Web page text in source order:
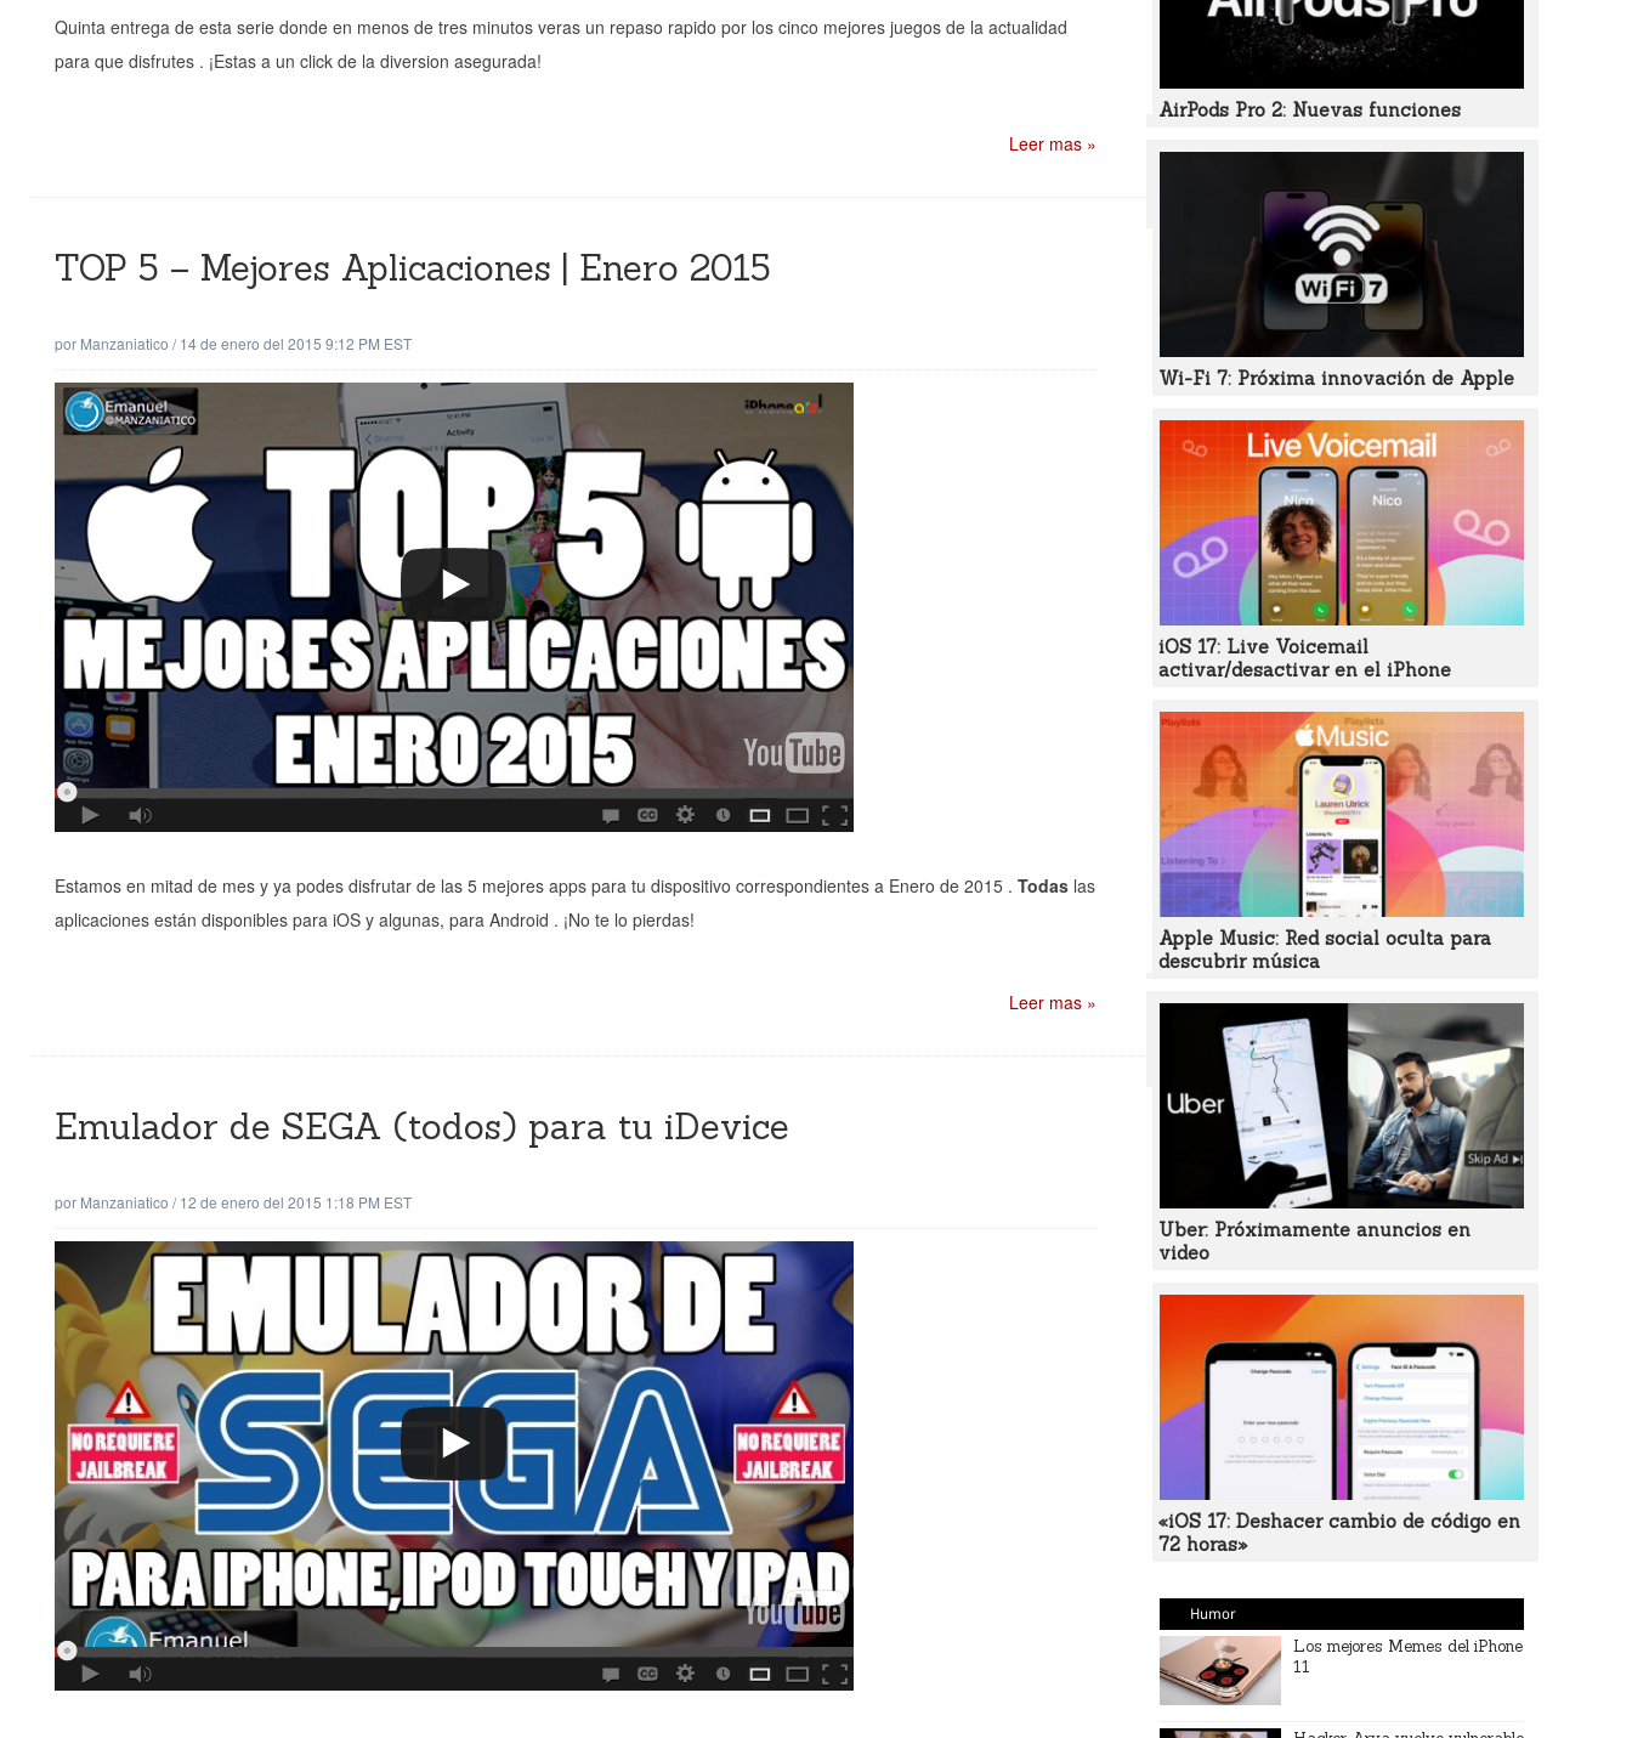
Quinta entrega de esta serie donde en menos de tres minutos veras un repaso rapido por los cinco mejores juegos de la actualidad
para que disfrutes . ¡Estas a un click de la diversion asegurada!
Leer mas »
TOP 5 – Mejores Aplicaciones | Enero 2015
por Manzaniatico /14 de enero del 2015 9:12 PM EST
Estamos en mitad de mes y ya podes disfrutar de las 5 mejores apps para tu dispositivo correspondientes a Enero de 2015 . Todas las
aplicaciones están disponibles para iOS y algunas, para Android . ¡No te lo pierdas!
Leer mas »
Emulador de SEGA (todos) para tu iDevice
por Manzaniatico /12 de enero del 2015 1:18 PM EST
AirPods Pro 2: Nuevas funciones
Wi-Fi 7: Próxima innovación de Apple
iOS 17: Live Voicemail
activar/desactivar en el iPhone
Apple Music: Red social oculta para
descubrir música
Uber: Próximamente anuncios en
video
«iOS 17: Deshacer cambio de código en
72 horas»
Humor
Los mejores Memes del iPhone
11